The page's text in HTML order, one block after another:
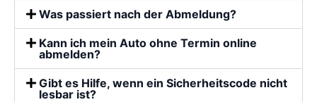
Was passiert nach der Abmeldung?
Kann ich mein Auto ohne Termin online
abmelden?
Gibt es Hilfe, wenn ein Sicherheitscode nicht
lesbar ist?